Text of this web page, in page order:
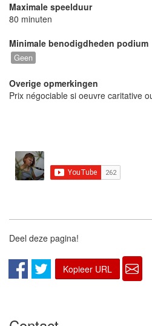
Maximale speelduur
80 minuten
Minimale benodigdheden podium
Geen
Overige opmerkingen
Prix négociable si oeuvre caritative
Deel deze pagina!
Kopieer URL